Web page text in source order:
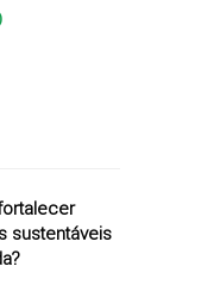
sustentáveis